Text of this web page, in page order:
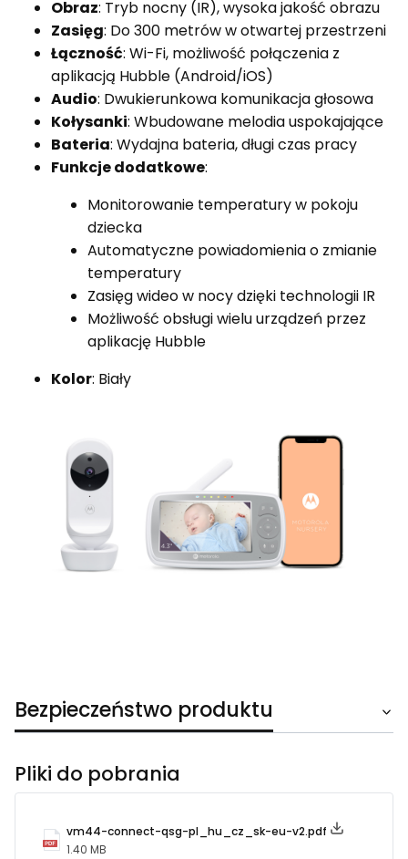
Obraz: Tryb nocny (IR), wysoka jakość obrazu
Zasięg: Do 300 metrów w otwartej przestrzeni
Łączność: Wi-Fi, możliwość połączenia z
aplikacją Hubble (Android/iOS)
Audio: Dwukierunkowa komunikacja głosowa
Kołysanki: Wbudowane melodia uspokajające
Bateria: Wydajna bateria, długi czas pracy
Funkcje dodatkowe:
Monitorowanie temperatury w pokoju
dziecka
Automatyczne powiadomienia o zmianie
temperatury
Zasięg wideo w nocy dzięki technologii IR
Możliwość obsługi wielu urządzeń przez
aplikację Hubble
Kolor: Biały
Bezpieczeństwo produktu
Pliki do pobrania
vm44-connect-qsg-pl_hu_cz_sk-eu-v2.pdf
1.40 MB